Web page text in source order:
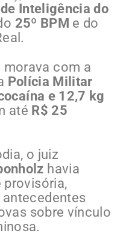
Inteligência do
25º BPM e do
morava com a
Polícia Militar
e 12,7 kg
até R$ 25
o juiz
havia
provisória,
antecedentes
sobre vínculo